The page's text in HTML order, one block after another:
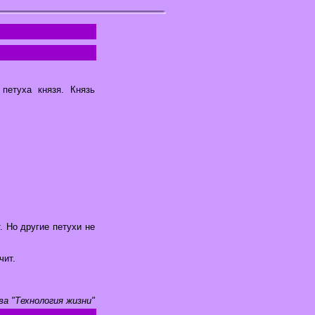
князя. Князь
Но другие петухи не
"Технология жизни"